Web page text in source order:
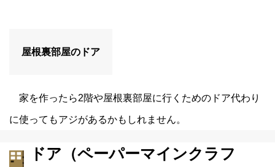
屋根裏部屋のドア
家を作ったら2階や屋根裏部屋に行くためのドア代わり
に使ってもアジがあるかもしれません。
ドア（ペーパーマインクラフ